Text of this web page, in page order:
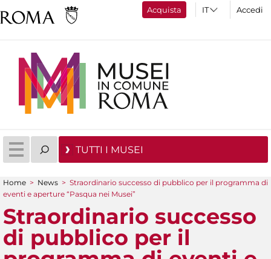
Acquista Accedi
TUTTI I MUSEI
Tu sei qui
Home > News > Straordinario successo di pubblico per il programma di
eventi e aperture “Pasqua nei Musei”
Straordinario successo
di pubblico per il